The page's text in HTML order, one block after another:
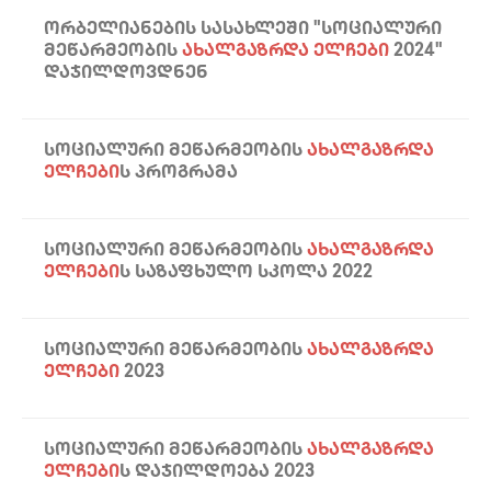
ᲝᲠᲑᲔᲚᲘᲐᲜᲔᲑᲘᲡ ᲡᲐᲡᲐᲮᲚᲔᲨᲘ "ᲡᲝᲪᲘᲐᲚᲣᲠᲘ
ᲛᲔᲬᲐᲠᲛᲔᲝᲑᲘᲡ ᲐᲮᲐᲚᲒᲐᲖᲠᲓᲐ ᲔᲚᲩᲔᲑᲘ 2024"
ᲓᲐᲯᲘᲚᲓᲝᲕᲓᲜᲔᲜ
ᲡᲝᲪᲘᲐᲚᲣᲠᲘ ᲛᲔᲬᲐᲠᲛᲔᲝᲑᲘᲡ ᲐᲮᲐᲚᲒᲐᲖᲠᲓᲐ
ᲔᲚᲩᲔᲑᲘᲡ ᲞᲠᲝᲒᲠᲐᲛᲐ
ᲡᲝᲪᲘᲐᲚᲣᲠᲘ ᲛᲔᲬᲐᲠᲛᲔᲝᲑᲘᲡ ᲐᲮᲐᲚᲒᲐᲖᲠᲓᲐ
ᲔᲚᲩᲔᲑᲘᲡ ᲡᲐᲖᲐᲤᲮᲣᲚᲝ ᲡᲙᲝᲚᲐ 2022
ᲡᲝᲪᲘᲐᲚᲣᲠᲘ ᲛᲔᲬᲐᲠᲛᲔᲝᲑᲘᲡ ᲐᲮᲐᲚᲒᲐᲖᲠᲓᲐ
ᲔᲚᲩᲔᲑᲘ 2023
ᲡᲝᲪᲘᲐᲚᲣᲠᲘ ᲛᲔᲬᲐᲠᲛᲔᲝᲑᲘᲡ ᲐᲮᲐᲚᲒᲐᲖᲠᲓᲐ
ᲔᲚᲩᲔᲑᲘᲡ ᲓᲐᲯᲘᲚᲓᲝᲔᲑᲐ 2023